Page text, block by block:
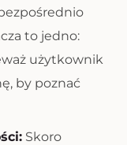
to jedno:
użytkownik
by poznać
Skoro